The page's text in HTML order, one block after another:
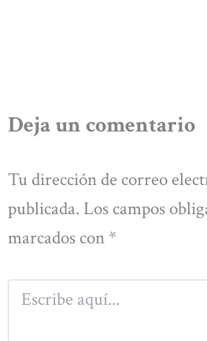
Deja un comentario
Tu dirección de correo
publicada. Los campos
marcados con *
Escribe
aquí...